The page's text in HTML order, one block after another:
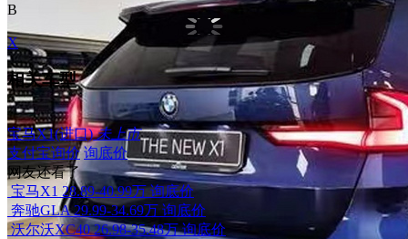
B
X
相关车型
宝马X1(进口) 未上市
支付宝询价 询底价
网友还看了
宝马X1 28.89-40.99万 询底价
奔驰GLA 29.99-34.69万 询底价
沃尔沃XC40 26.98-35.48万 询底价